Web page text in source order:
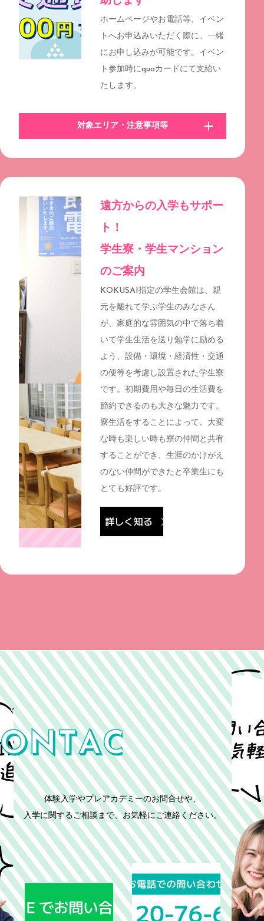
ホームページやお電話等、イベン
トへお申込みいただく際に、一緒
にお申し込みが可能です。イベン
ト参加時にquoカードにて⽀給い
たします。
対象エリア・注意事項等
遠方からの入学もサポー
ト！
学生寮・学生マンション
のご案内
KOKUSAI指定の学生会館は、親
元を離れて学ぶ学生のみなさん
が、家庭的な雰囲気の中で落ち着
いて学生生活を送り勉学に励める
よう、設備・環境・経済性・交通
の便等を考慮し設置された学生寮
です。初期費用や毎日の生活費を
節約できるのも大きな魅力です。
寮生活をすることによって、大変
な時も楽しい時も寮の仲間と共有
することができ、生涯のかけがえ
のない仲間ができたと卒業生にも
とても好評です。
体験入学やプレアカデミーのお問合せや、
入学に関するご相談まで、お気軽にご連絡ください。